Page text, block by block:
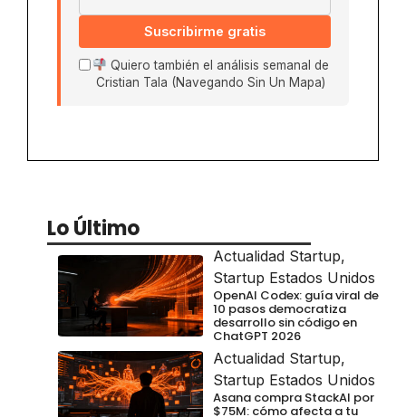
Suscribirme gratis
Quiero también el análisis semanal de
Cristian Tala (Navegando Sin Un Mapa)
Lo Último
Actualidad Startup,
Startup Estados Unidos
OpenAI Codex: guía viral de
10 pasos democratiza
desarrollo sin código en
ChatGPT 2026
Actualidad Startup,
Startup Estados Unidos
Asana compra StackAI por
$75M: cómo afecta a tu